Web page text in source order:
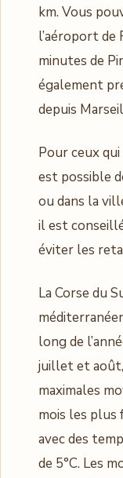
km. Vous
l’aéroport de
minutes de
également
depuis
Pour ceux
est possible
ou dans la
il est
éviter les
La Corse du
long de
juillet et
maximales
mois les plus
avec des
de 5°C. Les